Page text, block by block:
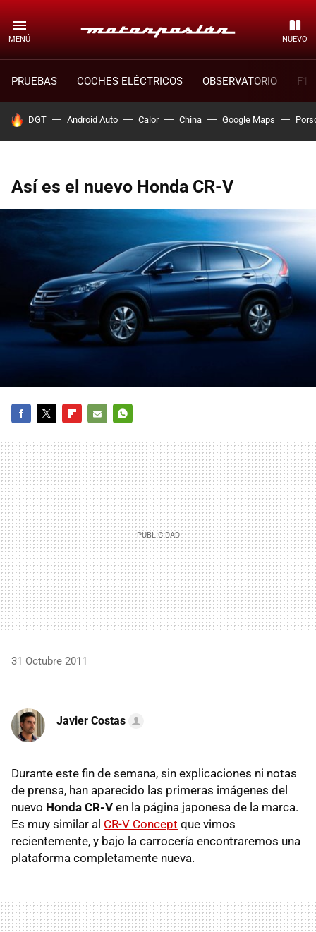
MENÚ NUEVO
PRUEBAS COCHES ELÉCTRICOS OBSERVATORIO F1
HOY SE HABLA DE
DGT Android Auto Calor China Google Maps
Así es el nuevo Honda CR-V
MAIL
31 Octubre 2011
Javier Costas
Durante este fin de semana, sin explicaciones ni notas
de prensa, han aparecido las primeras imágenes del
nuevo Honda CR-V en la página japonesa de la marca.
Es muy similar al CR-V Concept que vimos
recientemente, y bajo la carrocería encontraremos una
plataforma completamente nueva.